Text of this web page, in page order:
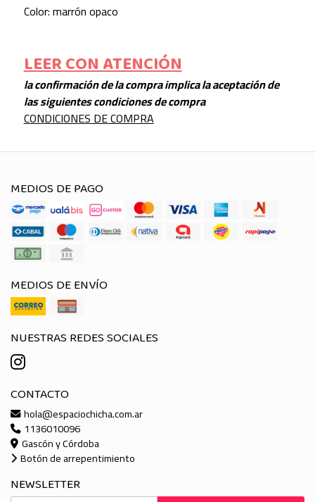
Color: marrón opaco
LEER CON ATENCIÓN
la confirmación de la compra implica la aceptación de
las siguientes condiciones de compra
CONDICIONES DE COMPRA
MEDIOS DE PAGO
MEDIOS DE ENVÍO
NUESTRAS REDES SOCIALES
CONTACTO
hola@espaciochicha.com.ar
1136010096
Gascón y Córdoba
Botón de arrepentimiento
NEWSLETTER